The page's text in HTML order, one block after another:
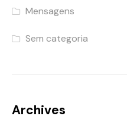
Mensagens
Sem categoria
Archives